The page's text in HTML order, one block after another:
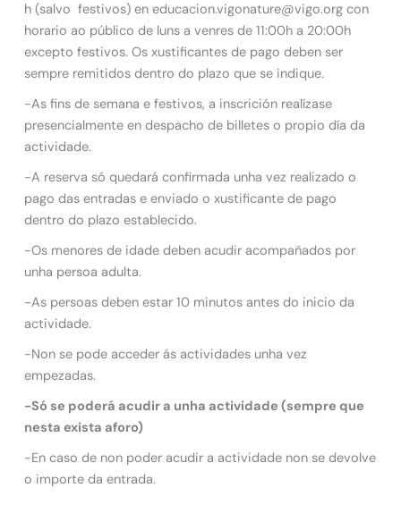
h (salvo festivos) en educacion.vigonature@vigo.org con
horario ao público de luns a venres de 11:00h a 20:00h
excepto festivos. Os xustificantes de pago deben ser
sempre remitidos dentro do plazo que se indique.
-As fins de semana e festivos, a inscrición realízase
presencialmente en despacho de billetes o propio día da
actividade.
-A reserva só quedará confirmada unha vez realizado o
pago das entradas e enviado o xustificante de pago
dentro do plazo establecido.
-Os menores de idade deben acudir acompañados por
unha persoa adulta.
-As persoas deben estar 10 minutos antes do inicio da
actividade.
-Non se pode acceder ás actividades unha vez
empezadas.
-Só se poderá acudir a unha actividade (sempre que
nesta exista aforo)
-En caso de non poder acudir a actividade non se devolve
o importe da entrada.